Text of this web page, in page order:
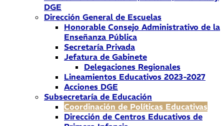
DGE
Dirección General de Escuelas
Honorable Consejo Administrativo de la
Enseñanza Pública
Secretaría Privada
Jefatura de Gabinete
Delegaciones Regionales
Lineamientos Educativos 2023-2027
Acciones DGE
Subsecretaría de Educación
Coordinación de Políticas Educativas
Dirección de Centros Educativos de